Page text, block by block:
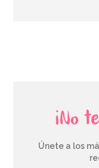
¡No
Únete a los